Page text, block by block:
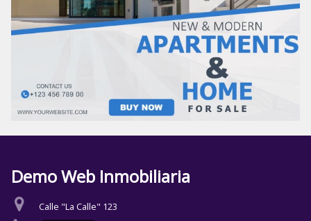
Demo Web Inmobiliaria
Calle "La Calle" 123